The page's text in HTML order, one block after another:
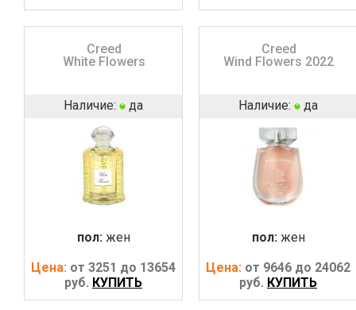
Creed
White Flowers
Наличие: да
пол: жен
Цена: от 3251 до 13654
руб. КУПИТЬ
Creed
Wind Flowers 2022
Наличие: да
пол: жен
Цена: от 9646 до 24062
руб. КУПИТЬ